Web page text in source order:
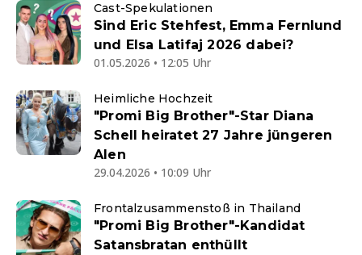
Cast-Spekulationen
Sind Eric Stehfest, Emma Fernlund
und Elsa Latifaj 2026 dabei?
01.05.2026 • 12:05 Uhr
Heimliche Hochzeit
"Promi Big Brother"-Star Diana
Schell heiratet 27 Jahre jüngeren
Alen
29.04.2026 • 10:09 Uhr
Frontalzusammenstoß in Thailand
"Promi Big Brother"-Kandidat
Satansbratan enthüllt